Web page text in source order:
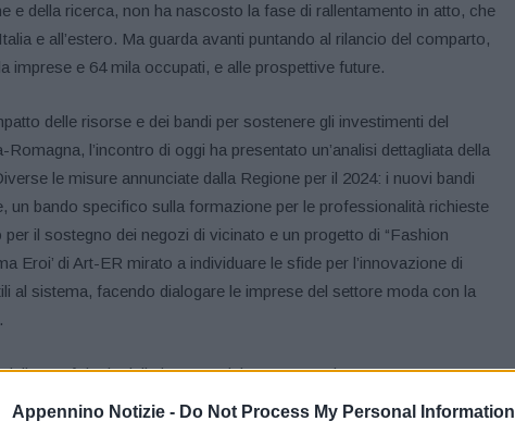
Appennino Notizie - Do Not Process My Personal Information
e della ricerca, non ha nascosto la fase di rallentamento in atto, che
e all’estero. Ma guarda avanti puntando al rilancio del comparto,
imprese e 64 mila occupati, e alle prospettive future.
delle risorse e dei bandi per sostenere gli investimenti del
l’incontro di oggi ha presentato un’analisi dettagliata della
le misure annunciate dalla Regione per il 2024: i nuovi bandi
un bando specifico sulla formazione per le professionalità richieste
il sostegno dei negozi di vicinato e un progetto di “Fashion
Eroi’ di Art-ER mirato a individuare le sfide per l’innovazione di
al sistema, facendo dialogare le imprese del settore moda con la
della morfologia delle imprese del settore, oggi ancora troppo
l’assessore regionale allo Sviluppo economico, green economy,
Colla-. Abbiamo necessità di far entrare tecnologia e competenze